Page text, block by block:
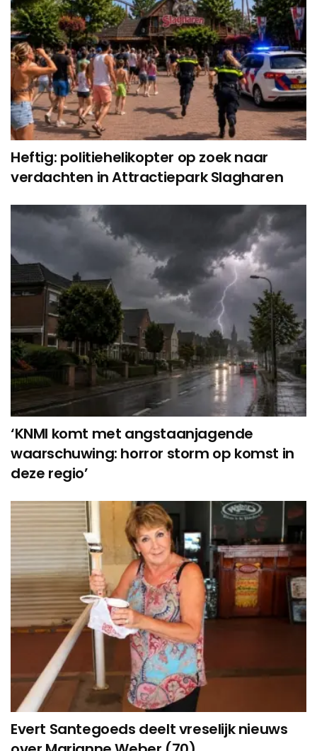
Heftig: politiehelikopter op zoek naar
verdachten in Attractiepark Slagharen
‘KNMI komt met angstaanjagende
waarschuwing: horror storm op komst in
deze regio’
Evert Santegoeds deelt vreselijk nieuws